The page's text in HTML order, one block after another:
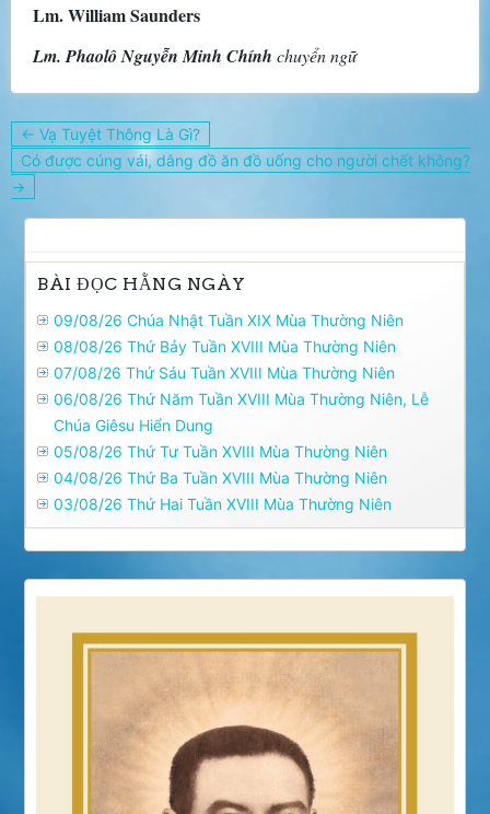
Lm. William Saunders
Lm. Phaolô Nguyễn Minh Chính chuyển ngữ
Điều
hướng
bài
viết
← Vạ Tuyệt Thông Là Gì?
Có được cúng vái, dâng đồ ăn đồ uống cho người chết không?
→
BÀI ĐỌC HẰNG NGÀY
09/08/26 Chúa Nhật Tuần XIX Mùa Thường Niên
08/08/26 Thứ Bảy Tuần XVIII Mùa Thường Niên
07/08/26 Thứ Sáu Tuần XVIII Mùa Thường Niên
06/08/26 Thứ Năm Tuần XVIII Mùa Thường Niên, Lễ
Chúa Giêsu Hiển Dung
05/08/26 Thứ Tư Tuần XVIII Mùa Thường Niên
04/08/26 Thứ Ba Tuần XVIII Mùa Thường Niên
03/08/26 Thứ Hai Tuần XVIII Mùa Thường Niên